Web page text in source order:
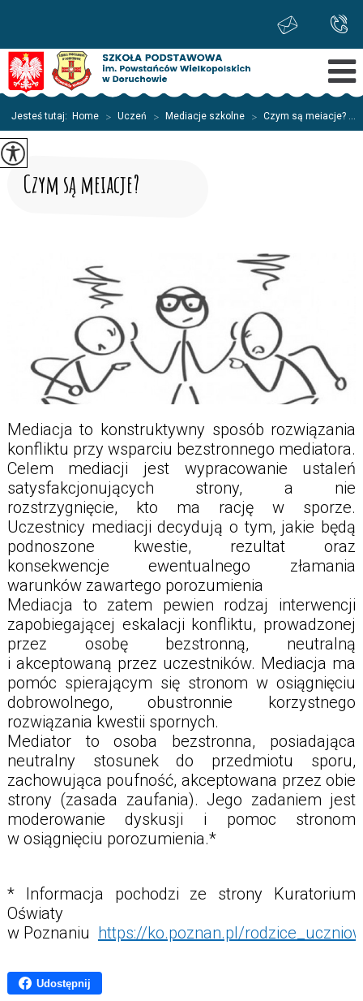
Jesteś tutaj: Home > Uczeń > Mediacje szkolne > Czym są meiacje? ...
Czym są meiacje?
Mediacja to konstruktywny sposób rozwiązania
konfliktu przy wsparciu bezstronnego mediatora.
Celem mediacji jest wypracowanie ustaleń
satysfakcjonujących strony, a nie
rozstrzygnięcie, kto ma rację w sporze.
Uczestnicy mediacji decydują o tym, jakie będą
podnoszone kwestie, rezultat oraz
konsekwencje ewentualnego złamania
warunków zawartego porozumienia
Mediacja to zatem pewien rodzaj interwencji
zapobiegającej eskalacji konfliktu, prowadzonej
przez osobę bezstronną, neutralną
i akceptowaną przez uczestników. Mediacja ma
pomóc spierającym się stronom w osiągnięciu
dobrowolnego, obustronnie korzystnego
rozwiązania kwestii spornych.
Mediator to osoba bezstronna, posiadająca
neutralny stosunek do przedmiotu sporu,
zachowująca poufność, akceptowana przez obie
strony (zasada zaufania). Jego zadaniem jest
moderowanie dyskusji i pomoc stronom
w osiągnięciu porozumienia.*
* Informacja pochodzi ze strony Kuratorium
Oświaty
w Poznaniu https://ko.poznan.pl/
Udostępnij